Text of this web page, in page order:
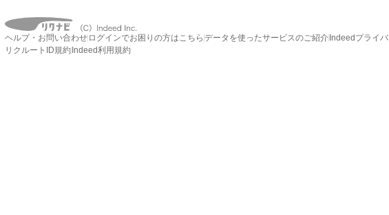
ヘルプ・お問い合わせ ログインでお困りの方はこちら データを使ったサービスのご紹介 Indeedプライ
リクルートID規約 Indeed利用規約